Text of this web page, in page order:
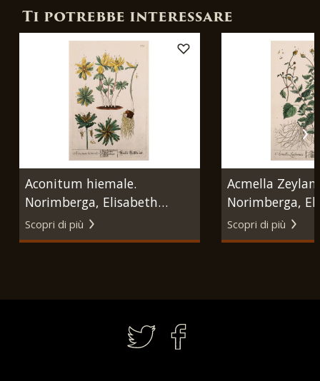
Ti potrebbe interessare
Aconitum hiemale.
Norimberga, Elisabeth
Blackwell, 1757 - 1773.
Scopri di più
Acmella
Norimberga,
Blackwell,
Scopri di più